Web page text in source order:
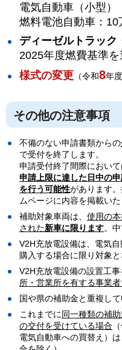
電気自動車（小型）
燃料電池自動車：10
ディーゼルトラック
2025年度燃費基準
様式の変更 （令和8年
その他の注意事項
不備のない申請書類からの
で受付を終了します。
申請受付終了間際におい
申請上限に達した日中の
を行う可能性があります
ムページに内容を掲載いた
補助対象車両は、 使用の
された新車に限ります。
V2H充放電設備は、電気
購入する場合に限り対象と
V2H充放電設備の設置工事
所・営業所を有する事業
国や県の補助金と重複して
これまでに同一種類の補
の交付を受けている場合
電気自動車への買替え）は